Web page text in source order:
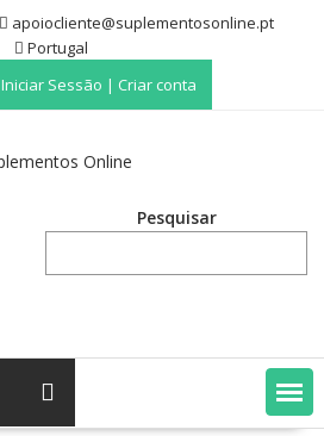
apoiocliente@suplementosonline.pt
Portugal
Iniciar Sessão | Criar conta
Pesquisar